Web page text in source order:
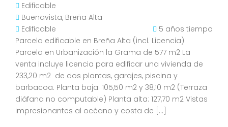
Edificable
Buenavista, Breña Alta
Edificable
5 años tiempo
Parcela edificable en Breña Alta (incl. Licencia)
Parcela en Urbanización la Grama de 577 m2 La
venta incluye licencia para edificar una vivienda de
233,20 m2 de dos plantas, garajes, piscina y
barbacoa. Planta baja: 105,50 m2 y 38,10 m2 (Terraza
diáfana no computable) Planta alta: 127,70 m2 Vistas
impresionantes al océano y costa de […]